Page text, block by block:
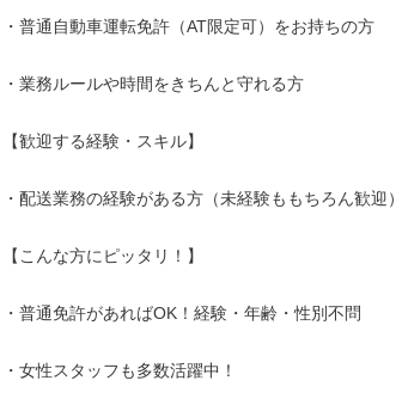
・普通自動車運転免許（AT限定可）をお持ちの方
・業務ルールや時間をきちんと守れる方
【歓迎する経験・スキル】
・配送業務の経験がある方（未経験ももちろん歓迎）
【こんな方にピッタリ！】
・普通免許があればOK！経験・年齢・性別不問
・女性スタッフも多数活躍中！